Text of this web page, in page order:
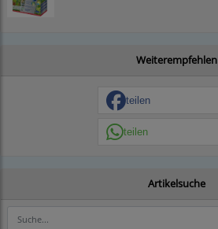
Weiterempfehlen
teilen
teilen
Artikelsuche